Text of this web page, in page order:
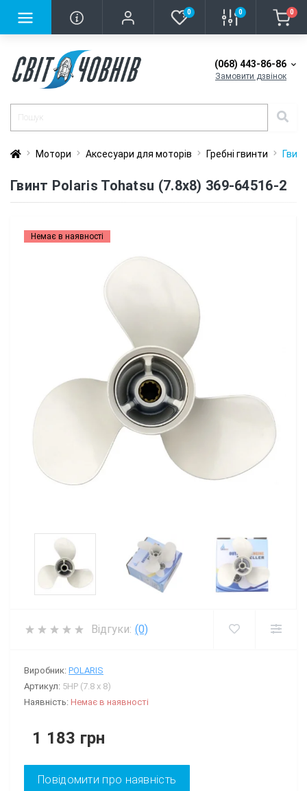
0 0 0
(068) 443-86-86
Замовити дзвінок
Мотори Аксесуари для моторів Гребні гвинти
Гвинт Polaris Tohatsu (7.8x8) 369-64516-2
Немає в наявності
Відгуки: (0)
Виробник: POLARIS
Артикул: 5HP (7.8 x 8)
Наявність: Немає в наявності
1 183 грн
Повідомити про наявність